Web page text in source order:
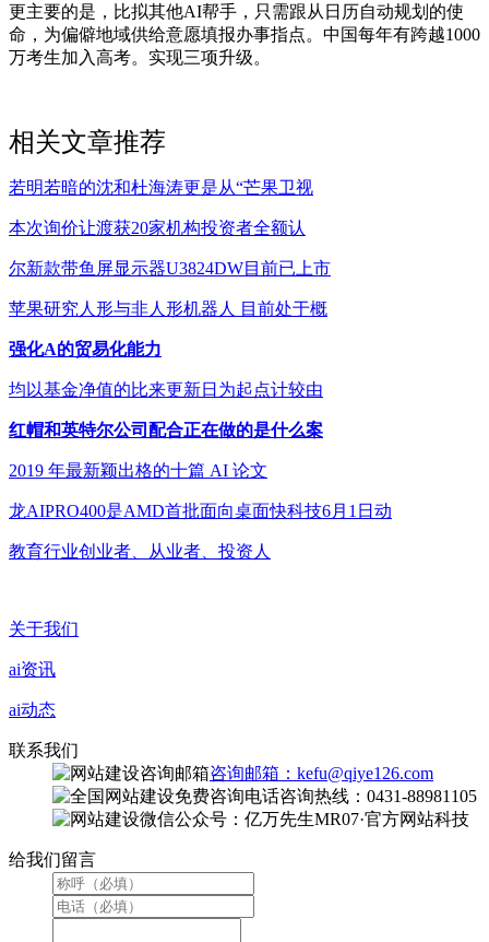
更主要的是，比拟其他AI帮手，只需跟从日历自动规划的使
命，为偏僻地域供给意愿填报办事指点。中国每年有跨越1000
万考生加入高考。实现三项升级。
相关文章推荐
若明若暗的沈和杜海涛更是从“芒果卫视
本次询价让渡获20家机构投资者全额认
尔新款带鱼屏显示器U3824DW目前已上市
苹果研究人形与非人形机器人 目前处于概
强化A的贸易化能力
均以基金净值的比来更新日为起点计较由
红帽和英特尔公司配合正在做的是什么案
2019 年最新颖出格的十篇 AI 论文
龙AIPRO400是AMD首批面向桌面快科技6月1日动
教育行业创业者、从业者、投资人
关于我们
ai资讯
ai动态
联系我们
咨询邮箱：kefu@qiye126.com
咨询热线：0431-88981105
微信公众号：亿万先生MR07·官方网站科技
给我们留言